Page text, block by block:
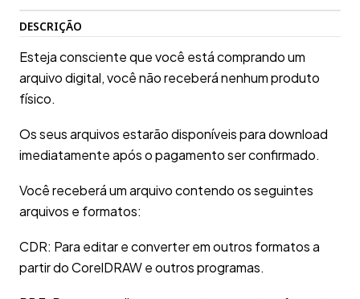
DESCRIÇÃO
Esteja consciente que você está comprando um
arquivo digital, você não receberá nenhum produto
físico.
Os seus arquivos estarão disponíveis para download
imediatamente após o pagamento ser confirmado.
Você receberá um arquivo contendo os seguintes
arquivos e formatos:
CDR: Para editar e converter em outros formatos a
partir do CorelDRAW e outros programas.